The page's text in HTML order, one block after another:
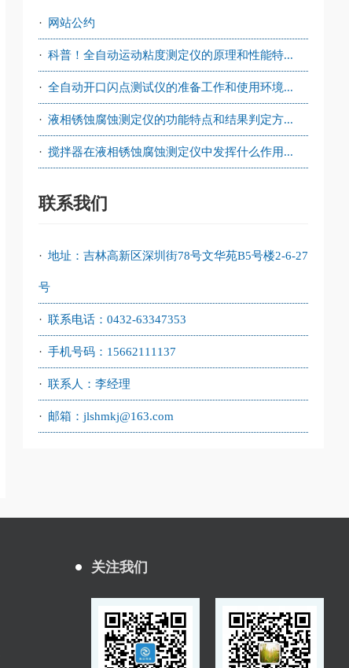
· 网站公约
· 科普！全自动运动粘度测定仪的原理和性能特...
· 全自动开口闪点测试仪的准备工作和使用环境...
· 液相锈蚀腐蚀测定仪的功能特点和结果判定方...
· 搅拌器在液相锈蚀腐蚀测定仪中发挥什么作用...
联系我们
· 地址：吉林高新区深圳街78号文华苑B5号楼2-6-27
号
· 联系电话：0432-63347353
· 手机号码：15662111137
· 联系人：李经理
· 邮箱：jlshmkj@163.com
关注我们